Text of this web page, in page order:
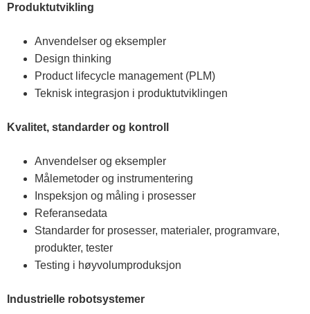
Produktutvikling
Anvendelser og eksempler
Design thinking
Product lifecycle management (PLM)
Teknisk integrasjon i produktutviklingen
Kvalitet, standarder og kontroll
Anvendelser og eksempler
Målemetoder og instrumentering
Inspeksjon og måling i prosesser
Referansedata
Standarder for prosesser, materialer, programvare,
produkter, tester
Testing i høyvolumproduksjon
Industrielle robotsystemer